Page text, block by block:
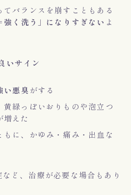
てバランスを崩すこともある
強く洗う」になりすぎない よ
いサイン
い悪臭 がする
黄緑っぽいおりものや泡立つ
増えた
もに、かゆみ・痛み・出血な
ど、治療が必要な場合もあり